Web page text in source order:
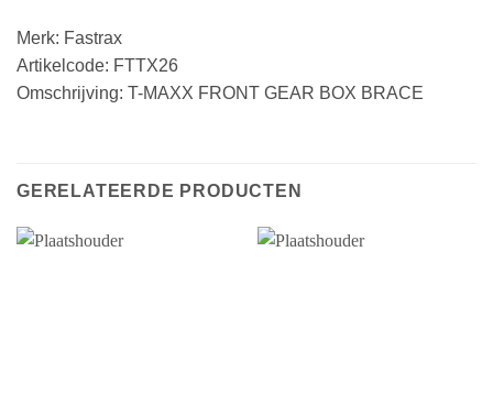
Merk: Fastrax
Artikelcode: FTTX26
Omschrijving: T-MAXX FRONT GEAR BOX BRACE
GERELATEERDE PRODUCTEN